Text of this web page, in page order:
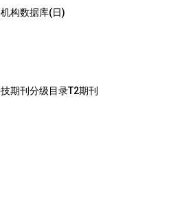
构数据库(日)
期刊分级目录T2期刊